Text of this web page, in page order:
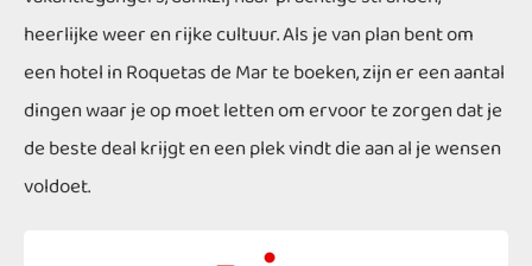
heerlijke weer en rijke cultuur. Als je van plan bent om
een hotel in Roquetas de Mar te boeken, zijn er een aantal
dingen waar je op moet letten om ervoor te zorgen dat je
de beste deal krijgt en een plek vindt die aan al je wensen
voldoet.